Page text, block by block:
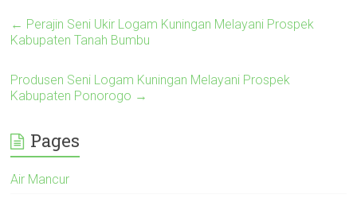
← Perajin Seni Ukir Logam Kuningan Melayani Prospek
Kabupaten Tanah Bumbu
Produsen Seni Logam Kuningan Melayani Prospek
Kabupaten Ponorogo →
Pages
Air Mancur